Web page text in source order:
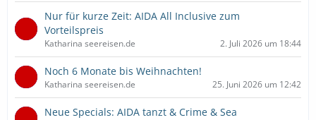
Nur für kurze Zeit: AIDA All Inclusive zum
Vorteilspreis
Katharina seereisen.de 2. Juli 2026 um 18:44
Noch 6 Monate bis Weihnachten!
Katharina seereisen.de 25. Juni 2026 um 12:42
Neue Specials: AIDA tanzt & Crime & Sea